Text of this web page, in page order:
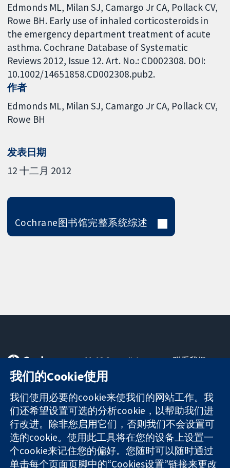
Edmonds ML, Milan SJ, Camargo Jr CA, Pollack CV,
Rowe BH. Early use of inhaled corticosteroids in
the emergency department treatment of acute
asthma. Cochrane Database of Systematic
Reviews 2012, Issue 12. Art. No.: CD002308. DOI:
10.1002/14651858.CD002308.pub2.
作者
Edmonds ML Milan SJ Camargo Jr CA Pollack CV
Rowe BH
发表日期
12 十二月 2012
Cochrane图书馆完整系统综述
可信任的证据
知情决定
更完善的医疗健
康
11-13 Cavendish
Square
London
W1G 0AN
United Kingdom
联系我们
关于我们
工作机会
Cochrane
Library
我们的Cookie使用
我们使用必要的cookie来使我们的网站工作。我
们还希望设置可选的分析cookie，以帮助我们进
行改进。除非您启用它们，否则我们不会设置可
选的cookie。使用此工具将在您的设备上设置一
个cookie来记住您的偏好。您随时可以随时通过
单击每个页面页脚中的“Cookies设置”链接来更改